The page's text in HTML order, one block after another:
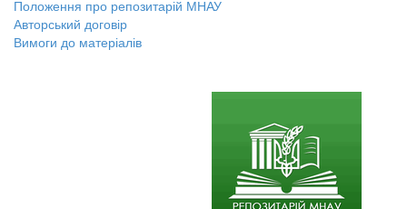
Положення про репозитарій МНАУ
Авторський договір
Вимоги до матеріалів